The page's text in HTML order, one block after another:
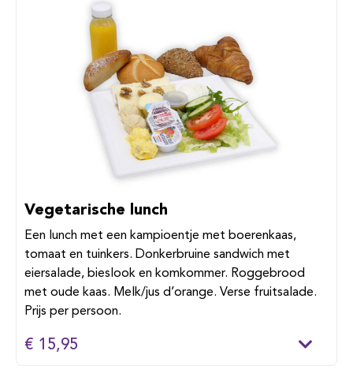
Vegetarische lunch
Een lunch met een kampioentje met boerenkaas,
tomaat en tuinkers. Donkerbruine sandwich met
eiersalade, bieslook en komkommer. Roggebrood
met oude kaas. Melk/jus d’orange. Verse fruitsalade.
Prijs per persoon.
€ 15,95